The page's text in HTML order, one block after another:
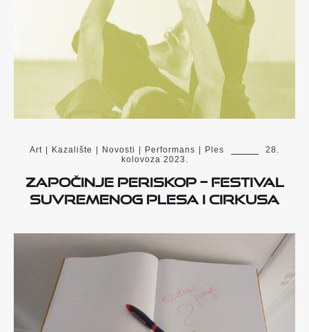
Art | Kazalište | Novosti | Performans | Ples
28.
kolovoza 2023.
Započinje PERISKOP – festival
suvremenog plesa i cirkusa